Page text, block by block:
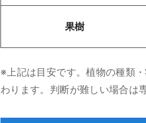
果樹
※上記は目安です。植物の種類
わります。判断が難しい場合は